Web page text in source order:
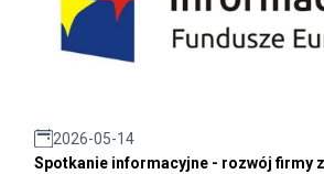
2026-05-14
Spotkanie informacyjne - rozwój firmy